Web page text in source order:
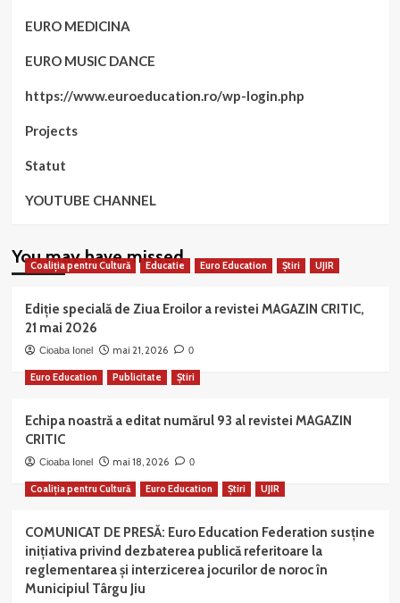
EURO MEDICINA
EURO MUSIC DANCE
https://www.euroeducation.ro/wp-login.php
Projects
Statut
YOUTUBE CHANNEL
You may have missed
Coaliția pentru Cultură Educatie Euro Education Știri UJIR
Ediție specială de Ziua Eroilor a revistei MAGAZIN CRITIC,
21 mai 2026
Cioaba Ionel mai 21, 2026 0
Euro Education Publicitate Știri
Echipa noastră a editat numărul 93 al revistei MAGAZIN
CRITIC
Cioaba Ionel mai 18, 2026 0
Coaliția pentru Cultură Euro Education Știri UJIR
COMUNICAT DE PRESĂ: Euro Education Federation susține
inițiativa privind dezbaterea publică referitoare la
reglementarea și interzicerea jocurilor de noroc în
Municipiul Târgu Jiu